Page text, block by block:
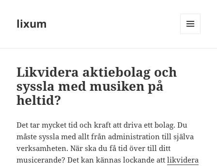
lixum
Likvidera aktiebolag och
syssla med musiken på
heltid?
Det tar mycket tid och kraft att driva ett bolag. Du
måste syssla med allt från administration till själva
verksamheten. När ska du få tid över till ditt
musicerande? Det kan kännas lockande attlikvidera